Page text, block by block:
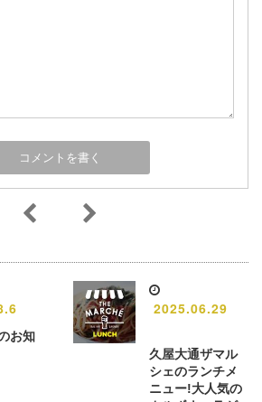
お知
2025.06.29
久屋大通ザマル
シェのランチメ
ニュー!大人気の